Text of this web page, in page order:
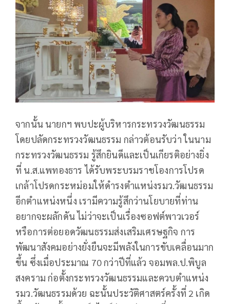
จากนั้น นายกฯ พบปะผู้บริหารกระทรวงวัฒนธรรม
โดยปลัดกระทรวงวัฒนธรรม กล่าวต้อนรับว่า ในนาม
กระทรวงวัฒนธรรม รู้สึกยินดีและเป็นเกียรติอย่างยิ่ง
ที่ น.ส.แพทองธาร ได้รับพระบรมราชโองการโปรด
เกล้าโปรดกระหม่อมให้ดำรงตำแหน่งรมว.วัฒนธรรม
อีกตำแหน่งหนึ่ง เรามีความรู้สึกว่านโยบายที่ท่าน
อยากจะผลักดัน ไม่ว่าจะเป็นเรื่องซอฟต์พาวเวอร์
หรือการต่อยอดวัฒนธรรมส่งเสริมเศรษฐกิจ การ
พัฒนาสังคมอย่างยั่งยืนจะมีพลังในการขับเคลื่อนมาก
ขึ้น ซึ่งเมื่อประมาณ 70 กว่าปีที่แล้ว จอมพล.ป.พิบูล
สงคราม ก่อตั้งกระทรวงวัฒนธรรมและควบตำแหน่ง
รมว.วัฒนธรรมด้วย ฉะนั้นประวัติศาสตร์ครั้งที่ 2 เกิด